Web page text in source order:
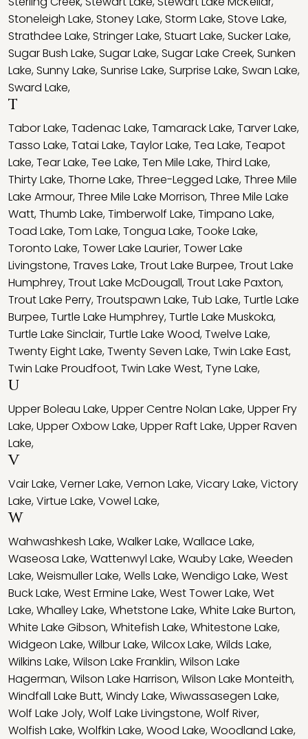
Stoneleigh Lake,Stoney Lake,Storm Lake,Stove Lake,
Strathdee Lake,Stringer Lake,Stuart Lake,Sucker Lake,
Sugar Bush Lake,Sugar Lake,Sugar Lake Creek,Sunken
Lake,Sunny Lake,Sunrise Lake,Surprise Lake,Swan Lake,
Sward Lake,
T
Tabor Lake,Tadenac Lake,Tamarack Lake,Tarver Lake,
Tasso Lake,Tatai Lake,Taylor Lake,Tea Lake,Teapot
Lake,Tear Lake,Tee Lake,Ten Mile Lake,Third Lake,
Thirty Lake,Thorne Lake,Three-Legged Lake,Three Mile
Lake Armour,Three Mile Lake Morrison,Three Mile Lake
Watt,Thumb Lake,Timberwolf Lake,Timpano Lake,
Toad Lake,Tom Lake,Tongua Lake,Tooke Lake,
Toronto Lake,Tower Lake Laurier,Tower Lake
Livingstone,Traves Lake,Trout Lake Burpee,Trout Lake
Humphrey,Trout Lake McDougall,Trout Lake Paxton,
Trout Lake Perry,Troutspawn Lake,Tub Lake,Turtle Lake
Burpee,Turtle Lake Humphrey,Turtle Lake Muskoka,
Turtle Lake Sinclair,Turtle Lake Wood,Twelve Lake,
Twenty Eight Lake,Twenty Seven Lake,Twin Lake East,
Twin Lake Proudfoot,Twin Lake West,Tyne Lake,
U
Upper Boleau Lake,Upper Centre Nolan Lake,Upper Fry
Lake,Upper Oxbow Lake,Upper Raft Lake,Upper Raven
Lake,
V
Vair Lake,Verner Lake,Vernon Lake,Vicary Lake,Victory
Lake,Virtue Lake,Vowel Lake,
W
Wahwashkesh Lake,Walker Lake,Wallace Lake,
Waseosa Lake,Wattenwyl Lake,Wauby Lake,Weeden
Lake,Weismuller Lake,Wells Lake,Wendigo Lake,West
Buck Lake,West Ermine Lake,West Tower Lake,Wet
Lake,Whalley Lake,Whetstone Lake,White Lake Burton,
White Lake Gibson,Whitefish Lake,Whitestone Lake,
Widgeon Lake,Wilbur Lake,Wilcox Lake,Wilds Lake,
Wilkins Lake,Wilson Lake Franklin,Wilson Lake
Hagerman,Wilson Lake Harrison,Wilson Lake Monteith,
Windfall Lake Butt,Windy Lake,Wiwassasegen Lake,
Wolf Lake Joly,Wolf Lake Livingstone,Wolf River,
Wolfish Lake,Wolfkin Lake,Wood Lake,Woodland Lake,